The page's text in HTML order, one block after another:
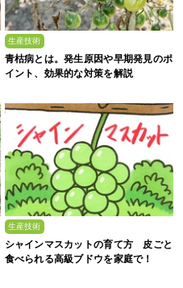
生産技術
青枯病とは。発生原因や早期発見のポ
イント、効果的な対策を解説
生産技術
シャインマスカットの育て方 皮ごと
食べられる高級ブドウを家庭で！